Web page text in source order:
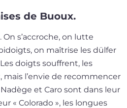
de Buoux.
s’accroche, on lutte
on maî­trise les dül­fer
doigts souffrent, les
l’envie de recom­men­cer
Nadège et Caro sont dans leur
« Colorado », les longues